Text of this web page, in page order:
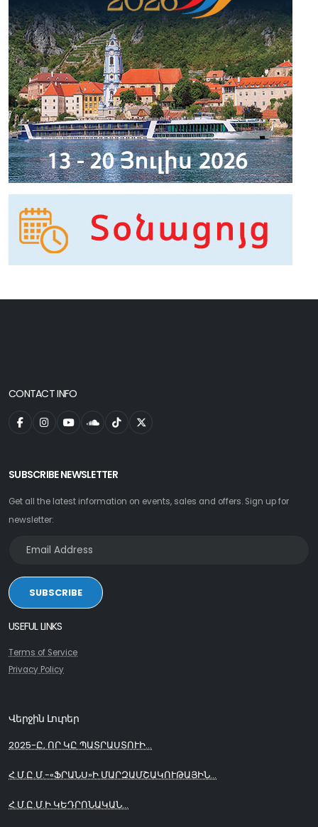
CONTACT INFO
SUBSCRIBE NEWSLETTER
Get all the latest information on events, sales and offers. Sign up for
newsletter:
SUBSCRIBE
USEFUL LINKS
Terms of Service
Privacy Policy
Վերջին Լուրեր
2025-Ը, ՈՐ ԿԸ ՊԱՏՐԱՍՏՈՒԻ...
Հ.Մ.Ը.Մ.-«ՖՐԱՆՍ»Ի ՄԱՐԶԱՄՇԱԿՈՒԹԱՅԻՆ...
Հ.Մ.Ը.Մ.Ի ԿԵԴՐՈՆԱԿԱՆ...